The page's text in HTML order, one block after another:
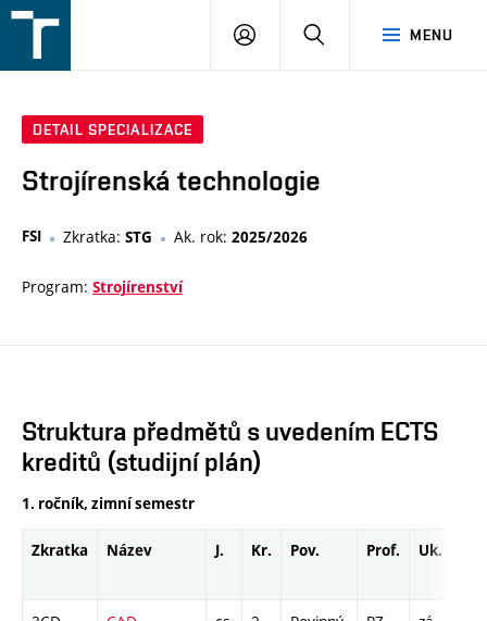
v
MENU
PŘIHLÁŠENÍ
DETAIL SPECIALIZACE
Strojírenská technologie
FSI Zkratka: STG Ak. rok: 2025/2026
Program: Strojírenství
Struktura předmětů s uvedením ECTS
kreditů (studijní plán)
1. ročník, zimní semestr
Zkratka Název J. Kr. Pov. Prof. Uk.